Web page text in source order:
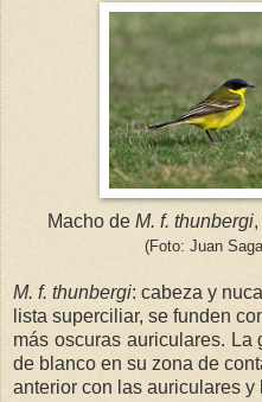
Macho de M. f. thunbergi
(Foto: Juan
M. f. thunbergi: cabeza y
lista superciliar, se funden
más oscuras auriculares. La
de blanco en su zona de
anterior con las auriculares y